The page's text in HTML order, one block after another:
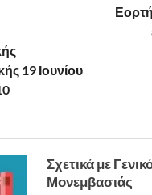
19 Ιουνίου
Σχετικά με
Μονεμβασιάς